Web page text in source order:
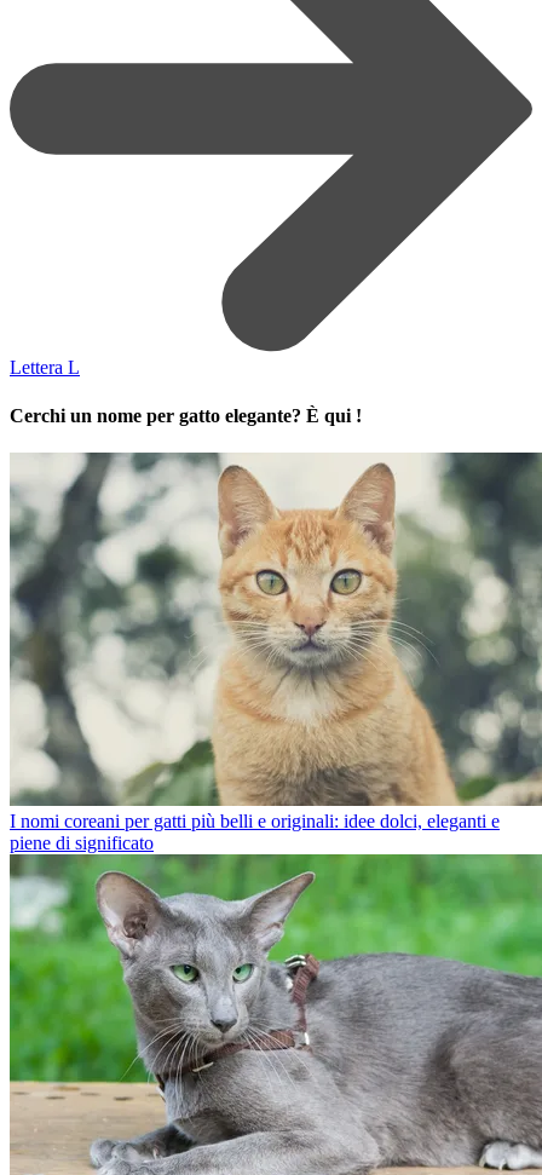
Lettera L
Cerchi un nome per gatto elegante? È qui !
I nomi coreani per gatti più belli e originali: idee dolci, eleganti e
piene di significato